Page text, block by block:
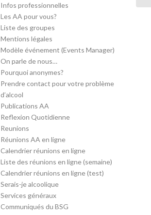
Infos professionnelles
Les AA pour vous?
Liste des groupes
Mentions légales
Modèle événement (Events Manager)
On parle de nous…
Pourquoi anonymes?
Prendre contact pour votre problème
d’alcool
Publications AA
Reflexion Quotidienne
Reunions
Réunions AA en ligne
Calendrier réunions en ligne
Liste des réunions en ligne (semaine)
Calendrier réunions en ligne (test)
Serais-je alcoolique
Services généraux
Communiqués du BSG